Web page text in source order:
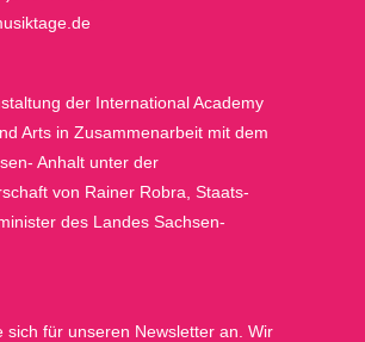
der International Academy
Arts in Zusammenarbeit mit dem
Anhalt unter der
von Rainer Robra, Staats-
des Landes Sachsen-
sich für unseren Newsletter an. Wir